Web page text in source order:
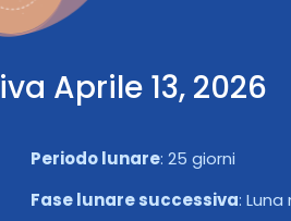
Aprile 13, 2026
Periodo lunare: 25 giorni
Fase lunare successiva: Luna